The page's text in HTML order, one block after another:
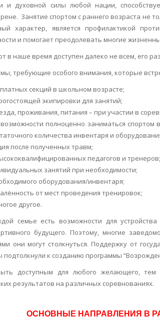
и духовной силы любой нации,
Занятие спортом с раннего возраста не
характер, является профилактикой
и помогает преодолевать многие
в наше время доступен далеко не всем, его
требующие особого внимания, которые
секций в школьном возрасте;
экипировки для занятий;
проживания, питания – при участии в
возможности полноценно заниматься спортом
количества инвентаря и
после полученных травм;
педагогов и тренеров;
занятий при необходимости;
оборудования/инвентаря;
от мест проведения тренировок;
другое.
семье есть возможности для
будущего. Поэтому, многие
они могут столкнуться. Поддержку от
к созданию программы
доступным для любого желающего,
результатов на различных соревнованиях.
ОСНОВНЫЕ НАПРАВЛЕНИЯ В